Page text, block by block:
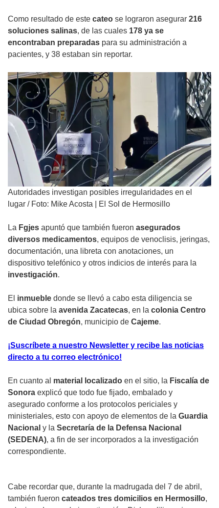
Como resultado de este cateo se lograron asegurar 216
soluciones salinas, de las cuales 178 ya se
encontraban preparadas para su administración a
pacientes, y 38 estaban sin reportar.
Autoridades investigan posibles irregularidades en el
lugar / Foto: Mike Acosta | El Sol de Hermosillo
La Fgjes apuntó que también fueron asegurados
diversos medicamentos, equipos de venoclisis, jeringas,
documentación, una libreta con anotaciones, un
dispositivo telefónico y otros indicios de interés para la
investigación.
El inmueble donde se llevó a cabo esta diligencia se
ubica sobre la avenida Zacatecas, en la colonia Centro
de Ciudad Obregón, municipio de Cajeme.
¡Suscríbete a nuestro Newsletter y recibe las noticias
directo a tu correo electrónico!
En cuanto al material localizado en el sitio, la Fiscalía de
Sonora explicó que todo fue fijado, embalado y
asegurado conforme a los protocolos periciales y
ministeriales, esto con apoyo de elementos de la Guardia
Nacional y la Secretaría de la Defensa Nacional
(SEDENA), a fin de ser incorporados a la investigación
correspondiente.
Cabe recordar que, durante la madrugada del 7 de abril,
también fueron cateados tres domicilios en Hermosillo,